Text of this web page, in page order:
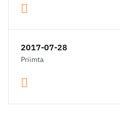
2017-07-28
Priimta